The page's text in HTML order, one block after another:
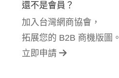
還不是會員？
加入台灣網商協會，
拓展您的 B2B 商機版圖。
立即申請